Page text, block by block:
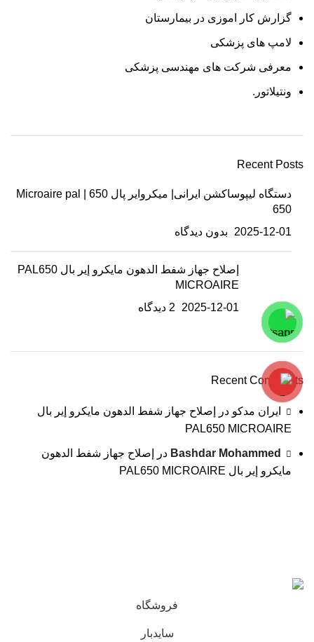
گزارش کار اموزی در بیمارستان
لامپ های پزشکی
معرفی شرکت های مهندسی پزشکی
ونتیلاتور.
Recent Posts
دستگاه لیپوساکشن ایرانی| میکروایر پال 650 | Microaire pal
650
2025-12-01
بدون دیدگاه
إصلاح جهاز شفط الدهون مايكرو إير بال PAL650
MICROAIRE
2025-12-01
2 دیدگاه
Recent Comments
ایران مدکو در
إصلاح جهاز شفط الدهون مايكرو إير بال
PAL650 MICROAIRE
Bashdar Mohammed در
إصلاح جهاز شفط الدهون
مايكرو إير بال PAL650 MICROAIRE
فروشگاه
سایدبار